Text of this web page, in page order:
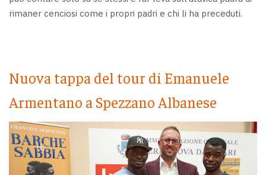
rimaner cenciosi come i propri padri e chi li ha preceduti.
Nuova tappa del tour di Emanuele
Armentano a Spezzano Albanese